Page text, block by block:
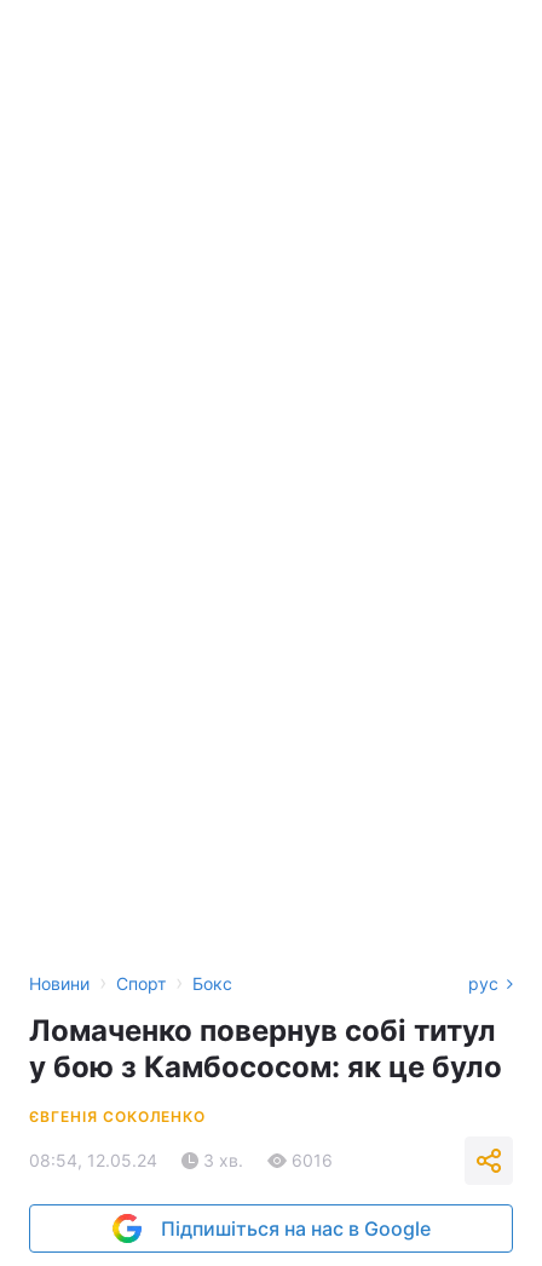
Новини › Спорт › Бокс рус
Ломаченко повернув собі титул
у бою з Камбососом: як це було
ЄВГЕНІЯ СОКОЛЕНКО
08:54, 12.05.24 3 хв. 6016
Підпишіться на нас в Google